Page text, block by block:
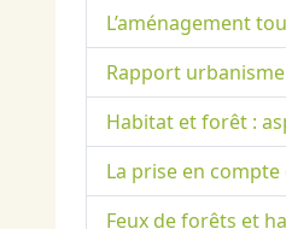
L’aménagement
Rapport
Habitat et forêt :
La prise en
Feux de forêts et